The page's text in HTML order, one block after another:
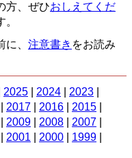
方、ぜひおしえてくだ
、 注意書き をお読み
2025 2024 2023
2017 2016 2015
2009 2008 2007
2001 2000 1999